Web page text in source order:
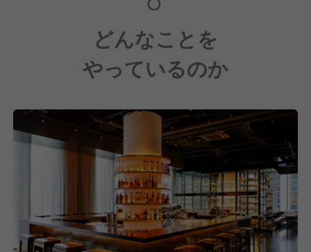
どんなことを
やっているのか